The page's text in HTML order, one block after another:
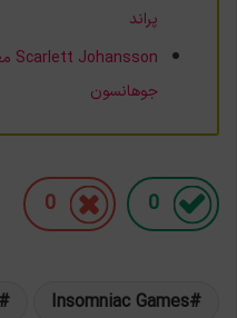
پراند
جوهانسون
0
0
Insomniac Games